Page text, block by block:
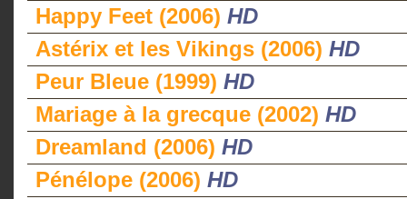
Happy Feet (2006) HD
Astérix et les Vikings (2006) HD
Peur Bleue (1999) HD
Mariage à la grecque (2002) HD
Dreamland (2006) HD
Pénélope (2006) HD